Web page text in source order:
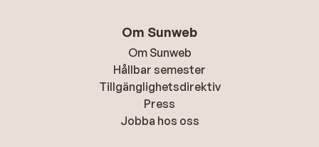
Om Sunweb
Om Sunweb
Hållbar semester
Tillgänglighetsdirektiv
Press
Jobba hos oss